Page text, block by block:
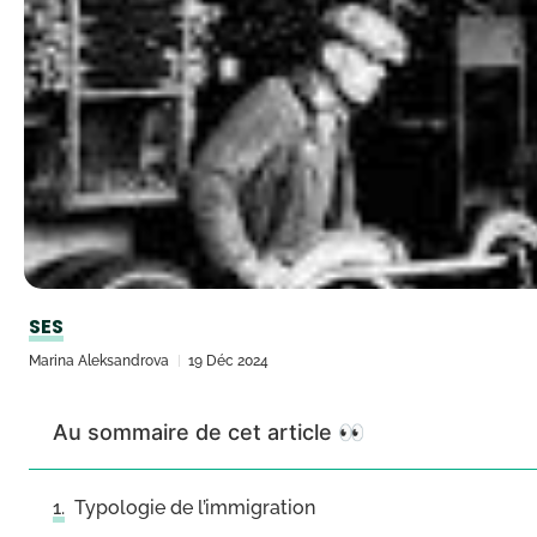
SES
Marina Aleksandrova 19 Déc 2024
Au sommaire de cet article 👀
Typologie de l’immigration